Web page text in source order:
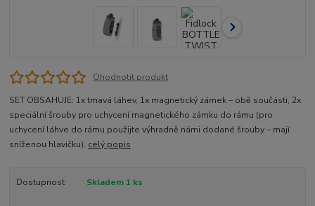
Ohodnotit produkt
SET OBSAHUJE: 1x tmavá láhev, 1x magnetický zámek – obě součásti, 2x
speciální šrouby pro uchycení magnetického zámku do rámu (pro
uchycení láhve do rámu použijte výhradně námi dodané šrouby – mají
sníženou hlavičku). celý popis
Dostupnost Skladem 1 ks